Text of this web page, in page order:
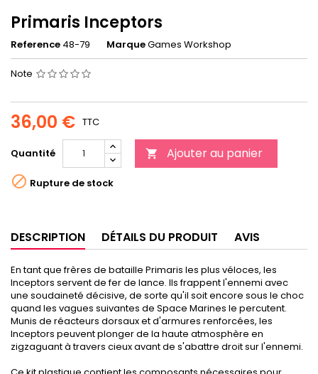
Primaris Inceptors
Reference 48-79 MarqueGames Workshop
Note
36,00 € TTC
Quantité  Ajouter au panier
 Rupture de stock
DESCRIPTION DÉTAILS DU PRODUIT AVIS
En tant que frères de bataille Primaris les plus véloces, les
Inceptors servent de fer de lance. Ils frappent l'ennemi avec
une soudaineté décisive, de sorte qu'il soit encore sous le choc
quand les vagues suivantes de Space Marines le percutent.
Munis de réacteurs dorsaux et d'armures renforcées, les
Inceptors peuvent plonger de la haute atmosphère en
zigzaguant à travers cieux avant de s'abattre droit sur l'ennemi.